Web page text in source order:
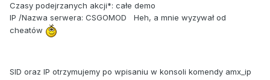
Czasy podejrzanych akcji*: całe demo
IP /Nazwa serwera: CSGOMOD Heh, a mnie wyzywał od
cheatów
SID oraz IP otrzymujemy po wpisaniu w konsoli komendy amx_ip